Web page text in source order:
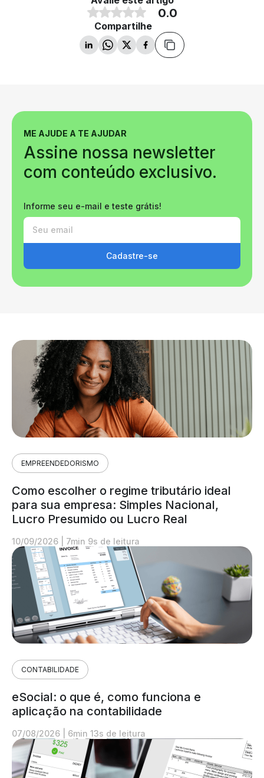
0.0
Compartilhe
ME AJUDE A TE AJUDAR
Assine nossa newsletter
com conteúdo exclusivo.
Informe seu e-mail e teste grátis!
Cadastre-se
EMPREENDEDORISMO
Como escolher o regime tributário ideal
para sua empresa: Simples Nacional,
Lucro Presumido ou Lucro Real
10/09/2026 7min 9s de leitura
CONTABILIDADE
eSocial: o que é, como funciona e
aplicação na contabilidade
07/08/2026 6min 13s de leitura